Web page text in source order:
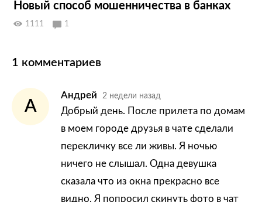
Новый способ мошенничества в банках
1111 1
1 комментариев
А
Андрей 2 недели назад
Добрый день. После прилета по домам
в моем городе друзья в чате сделали
перекличку все ли живы. Я ночью
ничего не слышал. Одна девушка
сказала что из окна прекрасно все
видно. Я попросил скинуть фото в чат